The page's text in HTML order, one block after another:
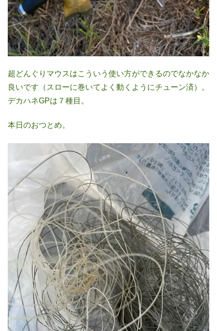
超どんぐりマウスはこういう使い方ができるのでなかなか
良いです（スローに巻いてよく動くようにチューン済）。
デカハネGPは７種目。
本日のおつとめ。